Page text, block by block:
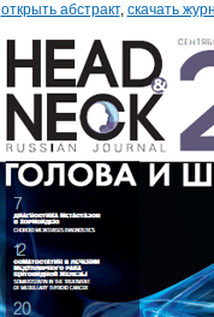
открыть абстракт, скачать